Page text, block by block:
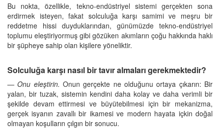
Bu nokta, özellikle, tekno-endüstriyel sistemi gerçekten sona
erdirmek isteyen, fakat solculuğa karşı samimi ve meşru bir
reddetme hissi duyduklarından, günümüzde tekno-endüstriyel
toplumu eleştiriyormuş gibi gözüken akımların çoğu hakkında haklı
bir şüpheye sahip olan kişilere yöneliktir.
Solculuğa karşı nasıl bir tavır almaları gerekmektedir?
— Onu eleştirin. Onun gerçekte ne olduğunu ortaya çıkarın: Bir
yalan, bir tuzak, sistemin kendini daha kolay ve daha verimli bir
şekilde devam ettirmesi ve büyütebilmesi için bir mekanizma,
gerçek isyanın zavallı bir ikamesi ve modern hayata içkin doğal
olmayan koşulların çılgın bir sonucu.